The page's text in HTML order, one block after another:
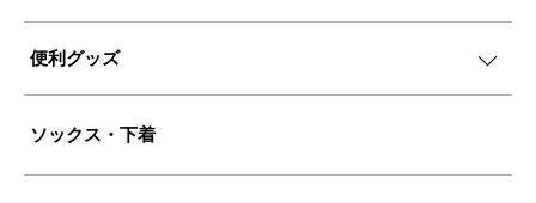
便利グッズ
ソックス・下着